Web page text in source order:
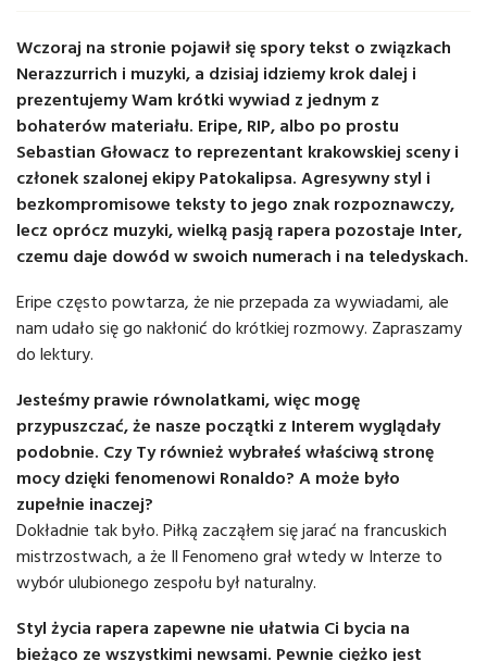
Wczoraj na stronie pojawił się spory tekst o związkach
Nerazzurrich i muzyki, a dzisiaj idziemy krok dalej i
prezentujemy Wam krótki wywiad z jednym z
bohaterów materiału. Eripe, RIP, albo po prostu
Sebastian Głowacz to reprezentant krakowskiej sceny i
członek szalonej ekipy Patokalipsa. Agresywny styl i
bezkompromisowe teksty to jego znak rozpoznawczy,
lecz oprócz muzyki, wielką pasją rapera pozostaje Inter,
czemu daje dowód w swoich numerach i na teledyskach.
Eripe często powtarza, że nie przepada za wywiadami, ale
nam udało się go nakłonić do krótkiej rozmowy. Zapraszamy
do lektury.
Jesteśmy prawie równolatkami, więc mogę
przypuszczać, że nasze początki z Interem wyglądały
podobnie. Czy Ty również wybrałeś właściwą stronę
mocy dzięki fenomenowi Ronaldo? A może było
zupełnie inaczej?
Dokładnie tak było. Piłką zacząłem się jarać na francuskich
mistrzostwach, a że Il Fenomeno grał wtedy w Interze to
wybór ulubionego zespołu był naturalny.
Styl życia rapera zapewne nie ułatwia Ci bycia na
bieżąco ze wszystkimi newsami. Pewnie ciężko jest